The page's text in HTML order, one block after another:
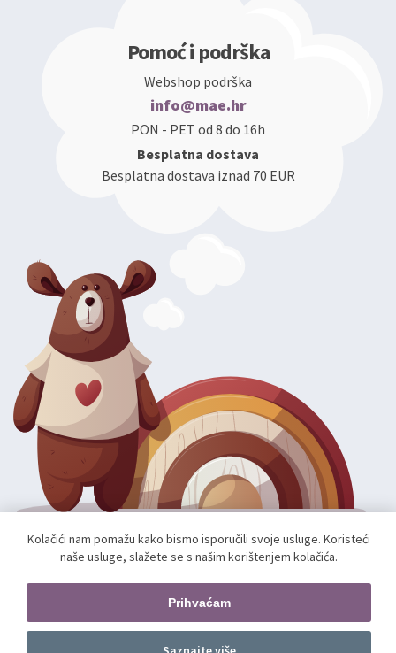
Pomoć i podrška
Webshop podrška
info@mae.hr
PON - PET od 8 do 16h
Besplatna dostava
Besplatna dostava iznad 70 EUR
Autorska prava; 2026 mae.hr. Sva prava pridržana.
Pratite nas
Kolačići nam pomažu kako bismo isporučili svoje usluge. Koristeći
naše usluge, slažete se s našim korištenjem kolačića.
Prihvaćam